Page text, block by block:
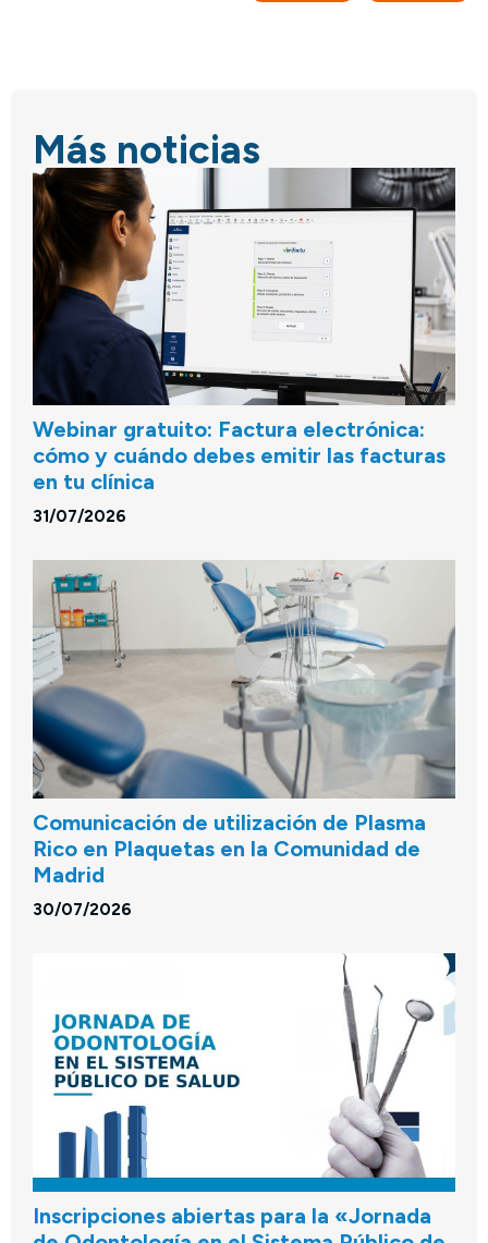
Más noticias
Webinar gratuito: Factura electrónica:
cómo y cuándo debes emitir las facturas
en tu clínica
31/07/2026
Comunicación de utilización de Plasma
Rico en Plaquetas en la Comunidad de
Madrid
30/07/2026
Inscripciones abiertas para la «Jornada